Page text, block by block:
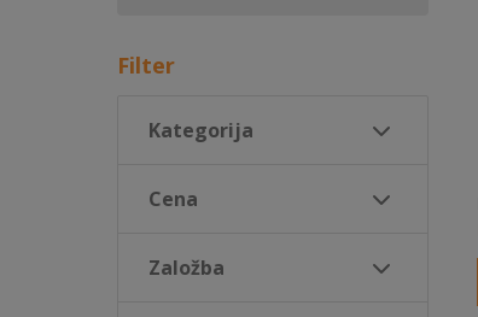
Filter
Kategorija
Cena
Založba